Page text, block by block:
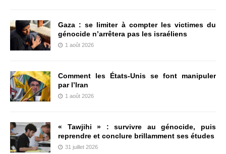
Gaza : se limiter à compter les victimes du
génocide n’arrêtera pas les israéliens
1 août 2026
Comment les États-Unis se font manipuler
par l’Iran
1 août 2026
« Tawjihi » : survivre au génocide, puis
reprendre et conclure brillamment ses études
31 juillet 2026